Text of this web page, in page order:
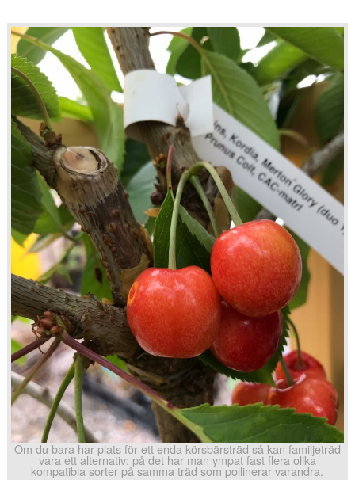
Om du bara har plats för ett enda körsbärsträd så kan familjeträd
vara ett alternativ: på det har man ympat fast flera olika
kompatibla sorter på samma träd som pollinerar varandra.